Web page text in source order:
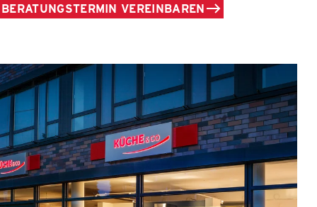
BERATUNGSTERMIN VEREINBAREN